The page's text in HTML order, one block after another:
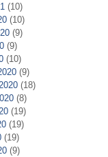
(10)
(10)
(9)
(9)
(10)
(9)
(18)
(8)
(19)
(19)
(19)
(9)